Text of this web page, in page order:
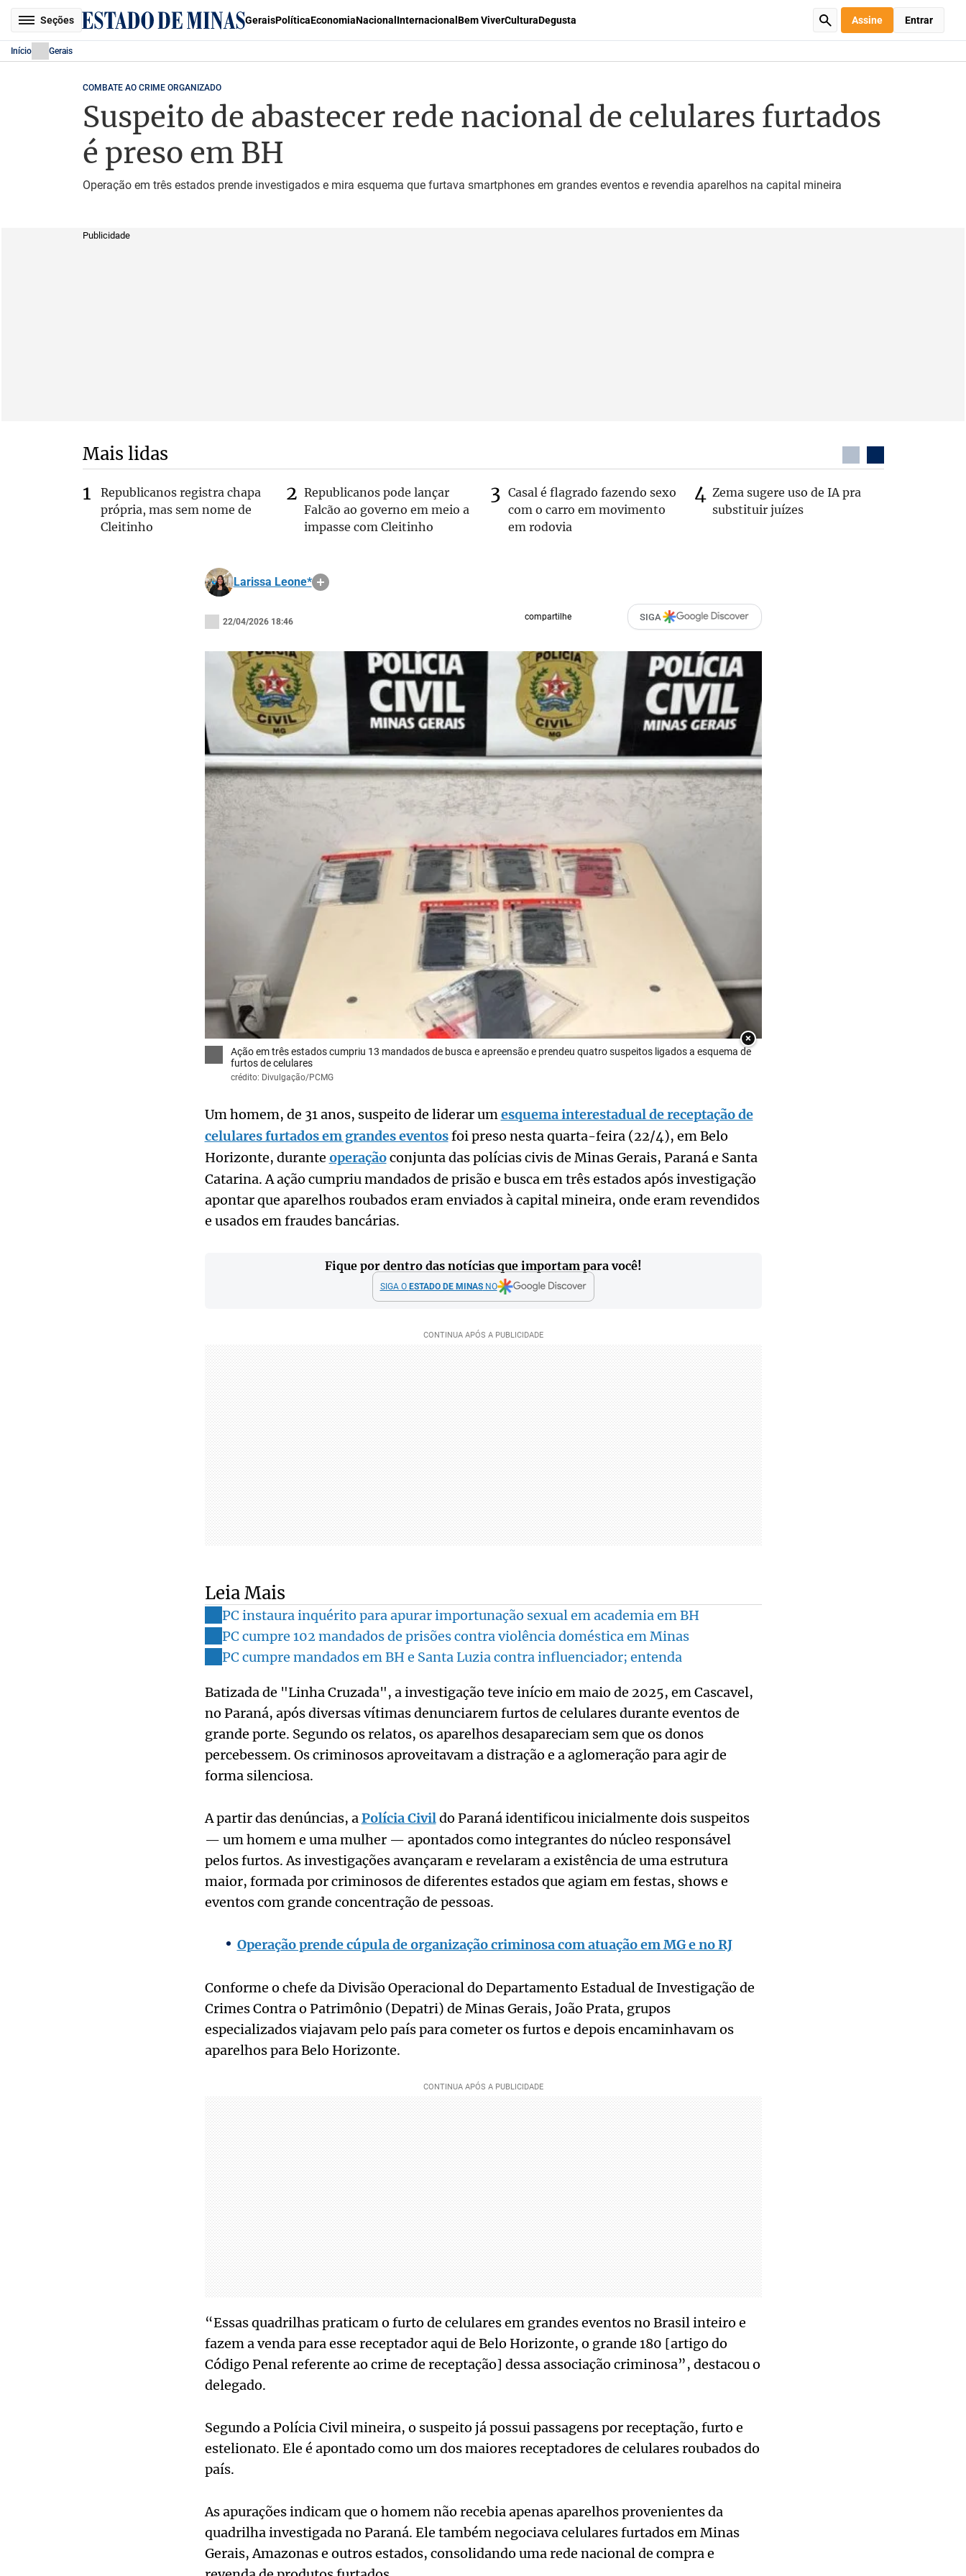
Seções GeraisPolíticaEconomiaNacional Internacional Bem ViverCulturaDegusta Assine Entrar
Início Gerais
COMBATE AO CRIME ORGANIZADO
Suspeito de abastecer rede nacional de celulares furtados
é preso em BH
Operação em três estados prende investigados e mira esquema que furtava smartphones em grandes eventos e revendia aparelhos na capital mineira
Publicidade
Mais lidas
Republicanos registra chapa
própria, mas sem nome de
Cleitinho
Republicanos pode lançar
Falcão ao governo em meio a
impasse com Cleitinho
Casal é flagrado fazendo sexo
com o carro em movimento
em rodovia
Zema sugere uso de IA pra
substituir juízes
Larissa Leone*
22/04/2026 18:46 compartilhe SIGA
×
Ação em três estados cumpriu 13 mandados de busca e apreensão e prendeu quatro suspeitos ligados a esquema de
furtos de celulares
crédito: Divulgação/PCMG
Um homem, de 31 anos, suspeito de liderar umesquema interestadual de receptação de
celulares furtados em grandes eventosfoi preso nesta quarta-feira (22/4), em Belo
Horizonte, durante operaçãoconjunta das polícias civis de Minas Gerais, Paraná e Santa
Catarina. A ação cumpriu mandados de prisão e busca em três estados após investigação
apontar que aparelhos roubados eram enviados à capital mineira, onde eram revendidos
e usados em fraudes bancárias.
Fique por dentro das notícias que importam para você!
SIGA O ESTADO DE MINASNO
Leia Mais
PC instaura inquérito para apurar importunação sexual em academia em BH
PC cumpre 102 mandados de prisões contra violência doméstica em Minas
PC cumpre mandados em BH e Santa Luzia contra influenciador; entenda
Batizada de "Linha Cruzada", a investigação teve início em maio de 2025, em Cascavel,
no Paraná, após diversas vítimas denunciarem furtos de celulares durante eventos de
grande porte. Segundo os relatos, os aparelhos desapareciam sem que os donos
percebessem. Os criminosos aproveitavam a distração e a aglomeração para agir de
forma silenciosa.
A partir das denúncias, aPolícia Civildo Paraná identificou inicialmente dois suspeitos
— um homem e uma mulher — apontados como integrantes do núcleo responsável
pelos furtos. As investigações avançaram e revelaram a existência de uma estrutura
maior, formada por criminosos de diferentes estados que agiam em festas, shows e
eventos com grande concentração de pessoas.
Operação prende cúpula de organização criminosa com atuação em MG e no RJ
Conforme o chefe da Divisão Operacional do Departamento Estadual de Investigação de
Crimes Contra o Patrimônio (Depatri) de Minas Gerais, João Prata, grupos
especializados viajavam pelo país para cometer os furtos e depois encaminhavam os
aparelhos para Belo Horizonte.
“Essas quadrilhas praticam o furto de celulares em grandes eventos no Brasil inteiro e
fazem a venda para esse receptador aqui de Belo Horizonte, o grande 180 [artigo do
Código Penal referente ao crime de receptação] dessa associação criminosa”, destacou o
delegado.
Segundo a Polícia Civil mineira, o suspeito já possui passagens por receptação, furto e
estelionato. Ele é apontado como um dos maiores receptadores de celulares roubados do
país.
As apurações indicam que o homem não recebia apenas aparelhos provenientes da
quadrilha investigada no Paraná. Ele também negociava celulares furtados em Minas
Gerais, Amazonas e outros estados, consolidando uma rede nacional de compra e